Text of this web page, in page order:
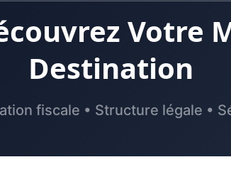
Votre
Destination
fiscale • Structure légale •